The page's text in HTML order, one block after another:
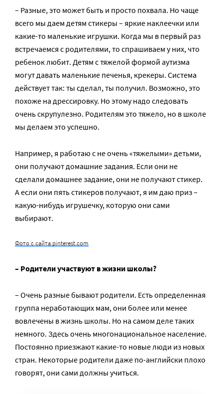
– Разные, это может быть и просто похвала. Но чаще
всего мы даем детям стикеры – яркие наклеечки или
какие-то маленькие игрушки. Когда мы в первый раз
встречаемся с родителями, то спрашиваем у них, что
ребенок любит. Детям с тяжелой формой аутизма
могут давать маленькие печенья, крекеры. Система
действует так: ты сделал, ты получил. Возможно, это
похоже на дрессировку. Но этому надо следовать
очень скрупулезно. Родителям это тяжело, но в школе
мы делаем это успешно.
Например, я работаю с не очень «тяжелыми» детьми,
они получают домашние задания. Если они не
сделали домашнее задание, они не получают стикер.
А если они пять стикеров получают, я им даю приз –
какую-нибудь игрушечку, которую они сами
выбирают.
Фото с сайта pinterest.com
– Родители участвуют в жизни школы?
– Очень разные бывают родители. Есть определенная
группа неработающих мам, они более или менее
вовлечены в жизнь школы. Но на самом деле таких
немного. Здесь очень многонациональное население.
Постоянно приезжают какие-то новые люди из новых
стран. Некоторые родители даже по-английски плохо
говорят, они сами должны учиться.